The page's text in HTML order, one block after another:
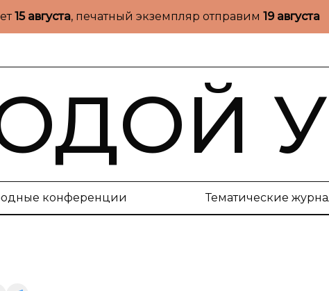
15 августа, печатный экземпляр отправим 19 августа
конференции Тематические